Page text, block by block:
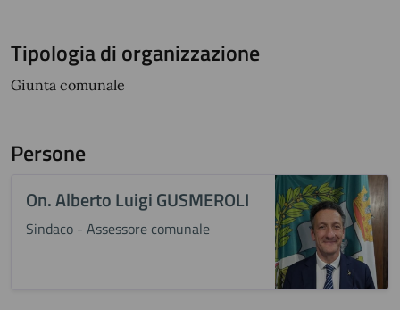
Tipologia di organizzazione
Giunta comunale
Persone
On. Alberto Luigi GUSMEROLI
Sindaco - Assessore comunale